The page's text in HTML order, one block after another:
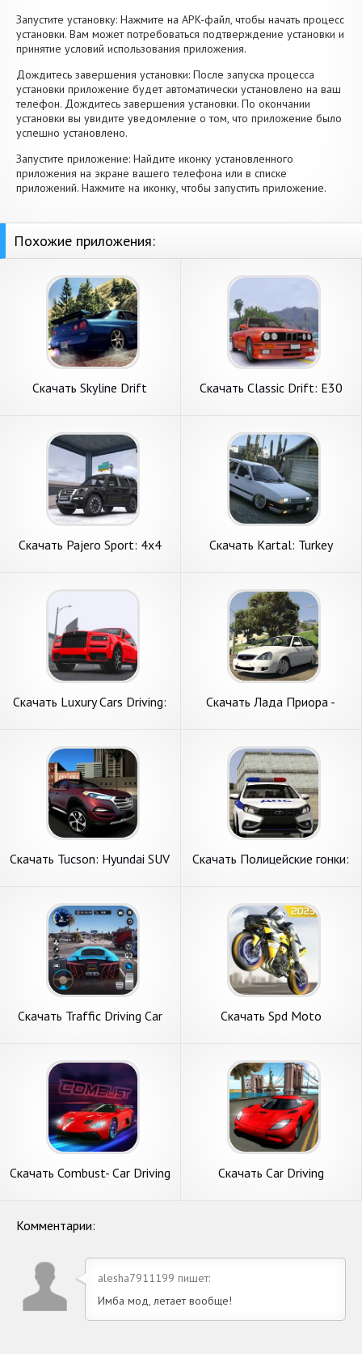
Запустите установку: Нажмите на APK-файл, чтобы начать процесс
установки. Вам может потребоваться подтверждение установки и
принятие условий использования приложения.
Дождитесь завершения установки: После запуска процесса
установки приложение будет автоматически установлено на ваш
телефон. Дождитесь завершения установки. По окончании
установки вы увидите уведомление о том, что приложение было
успешно установлено.
Запустите приложение: Найдите иконку установленного
приложения на экране вашего телефона или в списке
приложений. Нажмите на иконку, чтобы запустить приложение.
Похожие приложения:
Скачать Skyline Drift
на Андроид
Скачать Classic Drift: E30
на Андроид
Скачать Pajero Sport: 4x4
Скачать Kartal: Turkey
Андроид
Скачать Luxury Cars Driving:
Скачать Лада Приора -
Андроид
Скачать Tucson: Hyundai SUV
на Андроид
Скачать Полицейские гонки:
Скачать Traffic Driving Car
на Андроид
Скачать Spd Moto
Андроид
Скачать Combust- Car Driving
Скачать Car Driving
Комментарии:
alesha7911199 пишет:
Имба мод, летает вообще!